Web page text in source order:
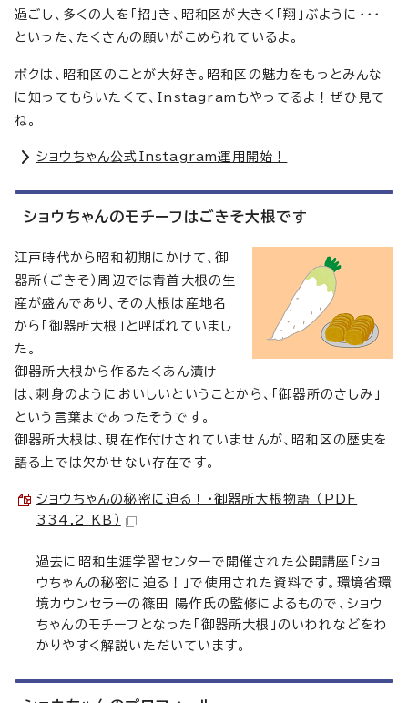
過ごし、多くの人を「招」き、昭和区が大きく「翔」ぶように・・・
といった、たくさんの願いがこめられているよ。
ボクは、昭和区のことが大好き。昭和区の魅力をもっとみんな
に知ってもらいたくて、Instagramもやってるよ！ぜひ見て
ね。
ショウちゃん公式Instagram運用開始！
ショウちゃんのモチーフはごきそ大根です
江戸時代から昭和初期にかけて、御
器所（ごきそ）周辺では青首大根の生
産が盛んであり、その大根は産地名
から「御器所大根」と呼ばれていまし
た。
御器所大根から作るたくあん漬け
は、刺身のようにおいしいということから、「御器所のさしみ」
という言葉まであったそうです。
御器所大根は、現在作付けされていませんが、昭和区の歴史を
語る上では欠かせない存在です。
ショウちゃんの秘密に迫る！・御器所大根物語 （PDF
334.2 KB）
過去に昭和生涯学習センターで開催された公開講座「ショ
ウちゃんの秘密に迫る！」で使用された資料です。環境省環
境カウンセラーの篠田 陽作氏の監修によるもので、ショウ
ちゃんのモチーフとなった「御器所大根」のいわれなどをわ
かりやすく解説いただいています。